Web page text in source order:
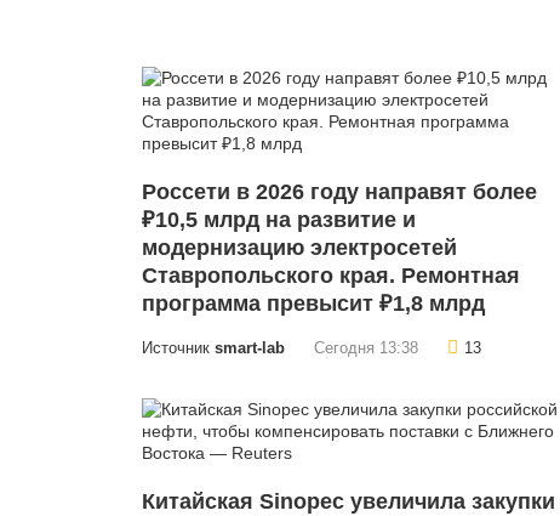
Россети в 2026 году направят более
₽10,5 млрд на развитие и
модернизацию электросетей
Ставропольского края. Ремонтная
программа превысит ₽1,8 млрд
Источник smart-lab Сегодня 13:38 13
Китайская Sinopec увеличила закупки